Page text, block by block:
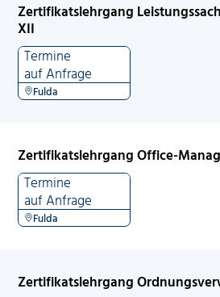
Zertifikatslehrgang
XII
Termine
auf Anfrage
Fulda
Zertifikatslehrgang Office-
Termine
auf Anfrage
Fulda
Zertifikatslehrgang